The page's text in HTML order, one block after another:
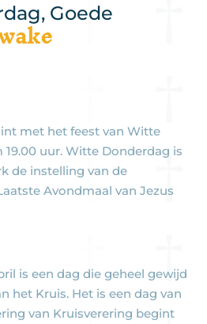
Goede
met het feest van Witte
uur. Witte Donderdag is
de instelling van de
Avondmaal van Jezus
is een dag die geheel gewijd
het Kruis. Het is een dag van
van Kruisverering begint